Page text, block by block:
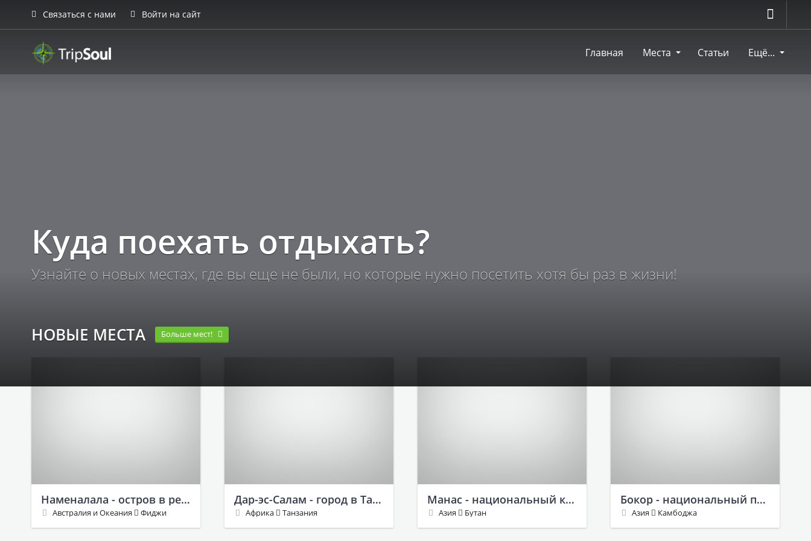
Связаться с нами Войти на сайт
TripSoul!
Главная Места Статьи Ещё...
Куда поехать отдыхать?
Узнайте о новых местах, где вы еще не были, но которые нужно посетить хотя бы раз в жизни!
НОВЫЕ МЕСТА Больше мест!
Наменалала - остров в республике Фиджи
Австралия и Океания Фиджи
Дар-эс-Салам - город в Танзании
Африка Танзания
Манас - национальный королевский парк в Бутане
Азия Бутан
Бокор - национальный парк в Камбодже
Азия Камбоджа